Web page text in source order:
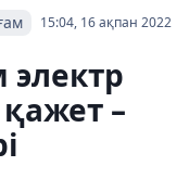
15:04, 16 ақпан 2022
электр
–